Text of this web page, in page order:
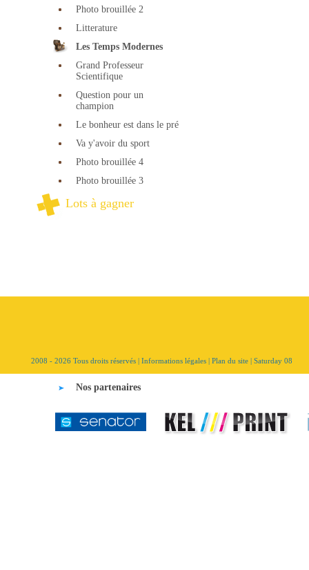
Photo brouillée 2
Litterature
Les Temps Modernes
Grand Professeur
Scientifique
Question pour un
champion
Le bonheur est dans le pré
Va y'avoir du sport
Photo brouillée 4
Photo brouillée 3
Lots à gagner
2008 - 2026 Tous droits réservés | Informations légales | Plan du site | Saturday 08
Nos partenaires